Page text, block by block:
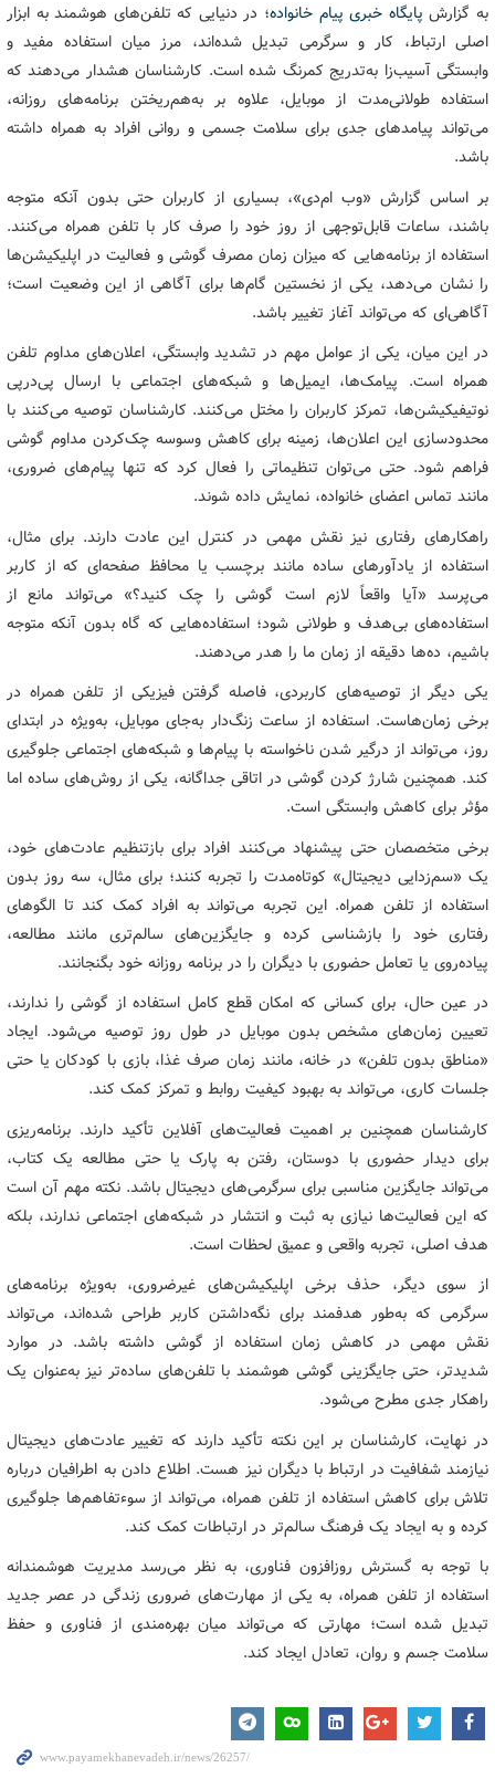
به گزارش پایگاه خبری پیام خانواده؛ در دنیایی که تلفن‌های هوشمند به ابزار
اصلی ارتباط، کار و سرگرمی تبدیل شده‌اند، مرز میان استفاده مفید و
وابستگی آسیب‌زا به‌تدریج کمرنگ شده است. کارشناسان هشدار می‌دهند که
استفاده طولانی‌مدت از موبایل، علاوه بر به‌هم‌ریختن برنامه‌های روزانه،
می‌تواند پیامدهای جدی برای سلامت جسمی و روانی افراد به همراه داشته
باشد.
بر اساس گزارش «وب ام‌دی»، بسیاری از کاربران حتی بدون آنکه متوجه
باشند، ساعات قابل‌توجهی از روز خود را صرف کار با تلفن همراه می‌کنند.
استفاده از برنامه‌هایی که میزان زمان مصرف گوشی و فعالیت در اپلیکیشن‌ها
را نشان می‌دهد، یکی از نخستین گام‌ها برای آگاهی از این وضعیت است؛
آگاهی‌ای که می‌تواند آغاز تغییر باشد.
در این میان، یکی از عوامل مهم در تشدید وابستگی، اعلان‌های مداوم تلفن
همراه است. پیامک‌ها، ایمیل‌ها و شبکه‌های اجتماعی با ارسال پی‌درپی
نوتیفیکیشن‌ها، تمرکز کاربران را مختل می‌کنند. کارشناسان توصیه می‌کنند با
محدودسازی این اعلان‌ها، زمینه برای کاهش وسوسه چک‌کردن مداوم گوشی
فراهم شود. حتی می‌توان تنظیماتی را فعال کرد که تنها پیام‌های ضروری،
مانند تماس اعضای خانواده، نمایش داده شوند.
راهکارهای رفتاری نیز نقش مهمی در کنترل این عادت دارند. برای مثال،
استفاده از یادآورهای ساده مانند برچسب یا محافظ صفحه‌ای که از کاربر
می‌پرسد «آیا واقعاً لازم است گوشی را چک کنید؟» می‌تواند مانع از
استفاده‌های بی‌هدف و طولانی شود؛ استفاده‌هایی که گاه بدون آنکه متوجه
باشیم، ده‌ها دقیقه از زمان ما را هدر می‌دهند.
یکی دیگر از توصیه‌های کاربردی، فاصله گرفتن فیزیکی از تلفن همراه در
برخی زمان‌هاست. استفاده از ساعت زنگ‌دار به‌جای موبایل، به‌ویژه در ابتدای
روز، می‌تواند از درگیر شدن ناخواسته با پیام‌ها و شبکه‌های اجتماعی جلوگیری
کند. همچنین شارژ کردن گوشی در اتاقی جداگانه، یکی از روش‌های ساده اما
مؤثر برای کاهش وابستگی است.
برخی متخصصان حتی پیشنهاد می‌کنند افراد برای بازتنظیم عادت‌های خود،
یک «سم‌زدایی دیجیتال» کوتاه‌مدت را تجربه کنند؛ برای مثال، سه روز بدون
استفاده از تلفن همراه. این تجربه می‌تواند به افراد کمک کند تا الگوهای
رفتاری خود را بازشناسی کرده و جایگزین‌های سالم‌تری مانند مطالعه،
پیاده‌روی یا تعامل حضوری با دیگران را در برنامه روزانه خود بگنجانند.
در عین حال، برای کسانی که امکان قطع کامل استفاده از گوشی را ندارند،
تعیین زمان‌های مشخص بدون موبایل در طول روز توصیه می‌شود. ایجاد
«مناطق بدون تلفن» در خانه، مانند زمان صرف غذا، بازی با کودکان یا حتی
جلسات کاری، می‌تواند به بهبود کیفیت روابط و تمرکز کمک کند.
کارشناسان همچنین بر اهمیت فعالیت‌های آفلاین تأکید دارند. برنامه‌ریزی
برای دیدار حضوری با دوستان، رفتن به پارک یا حتی مطالعه یک کتاب،
می‌تواند جایگزین مناسبی برای سرگرمی‌های دیجیتال باشد. نکته مهم آن است
که این فعالیت‌ها نیازی به ثبت و انتشار در شبکه‌های اجتماعی ندارند، بلکه
هدف اصلی، تجربه واقعی و عمیق لحظات است.
از سوی دیگر، حذف برخی اپلیکیشن‌های غیرضروری، به‌ویژه برنامه‌های
سرگرمی که به‌طور هدفمند برای نگه‌داشتن کاربر طراحی شده‌اند، می‌تواند
نقش مهمی در کاهش زمان استفاده از گوشی داشته باشد. در موارد
شدیدتر، حتی جایگزینی گوشی هوشمند با تلفن‌های ساده‌تر نیز به‌عنوان یک
راهکار جدی مطرح می‌شود.
در نهایت، کارشناسان بر این نکته تأکید دارند که تغییر عادت‌های دیجیتال
نیازمند شفافیت در ارتباط با دیگران نیز هست. اطلاع دادن به اطرافیان درباره
تلاش برای کاهش استفاده از تلفن همراه، می‌تواند از سوءتفاهم‌ها جلوگیری
کرده و به ایجاد یک فرهنگ سالم‌تر در ارتباطات کمک کند.
با توجه به گسترش روزافزون فناوری، به نظر می‌رسد مدیریت هوشمندانه
استفاده از تلفن همراه، به یکی از مهارت‌های ضروری زندگی در عصر جدید
تبدیل شده است؛ مهارتی که می‌تواند میان بهره‌مندی از فناوری و حفظ
سلامت جسم و روان، تعادل ایجاد کند.